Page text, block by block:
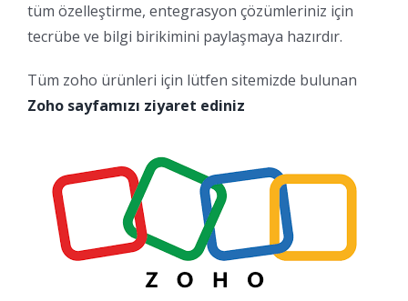
tüm özelleştirme, entegrasyon çözümleriniz için
tecrübe ve bilgi birikimini paylaşmaya hazırdır.
Tüm zoho ürünleri için lütfen sitemizde bulunan
Zoho sayfamızı ziyaret ediniz